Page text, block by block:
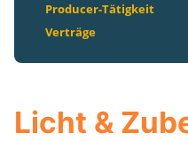
Producer-Tätigkeit
Verträge
Licht &